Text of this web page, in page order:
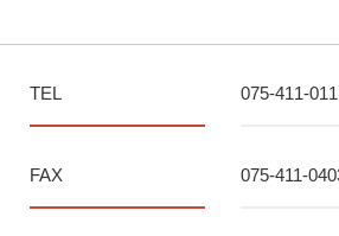
TEL 075-411-
FAX 075-411-